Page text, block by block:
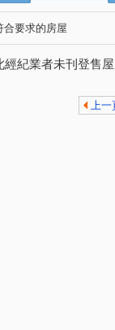
合要求的房屋
經紀業者未刊登售屋
上一